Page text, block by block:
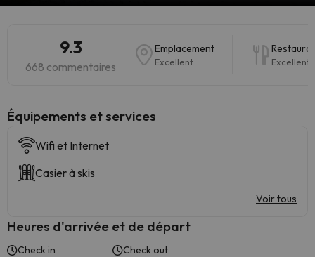
9.3
668 commentaires
Emplacement
Excellent Excellent
​Équipements et services
Wifi et Internet
Casier à skis
Voir tous
Heures d'arrivée et de départ
Check in Check out